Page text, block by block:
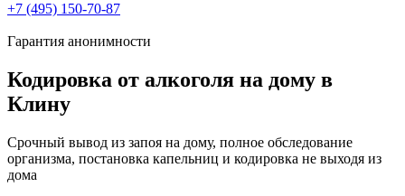
+7 (495) 150-70-87
Гарантия анонимности
Кодировка от алкоголя на дому в
Клину
Срочный вывод из запоя на дому, полное обследование
организма, постановка капельниц и кодировка не выходя из
дома